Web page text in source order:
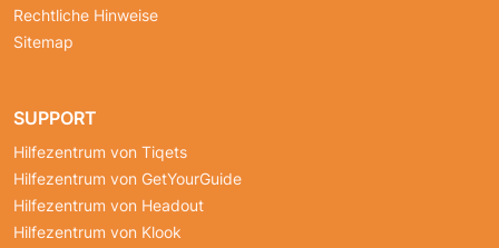
Rechtliche Hinweise
Sitemap
SUPPORT
Hilfezentrum von Tiqets
Hilfezentrum von GetYourGuide
Hilfezentrum von Headout
Hilfezentrum von Klook